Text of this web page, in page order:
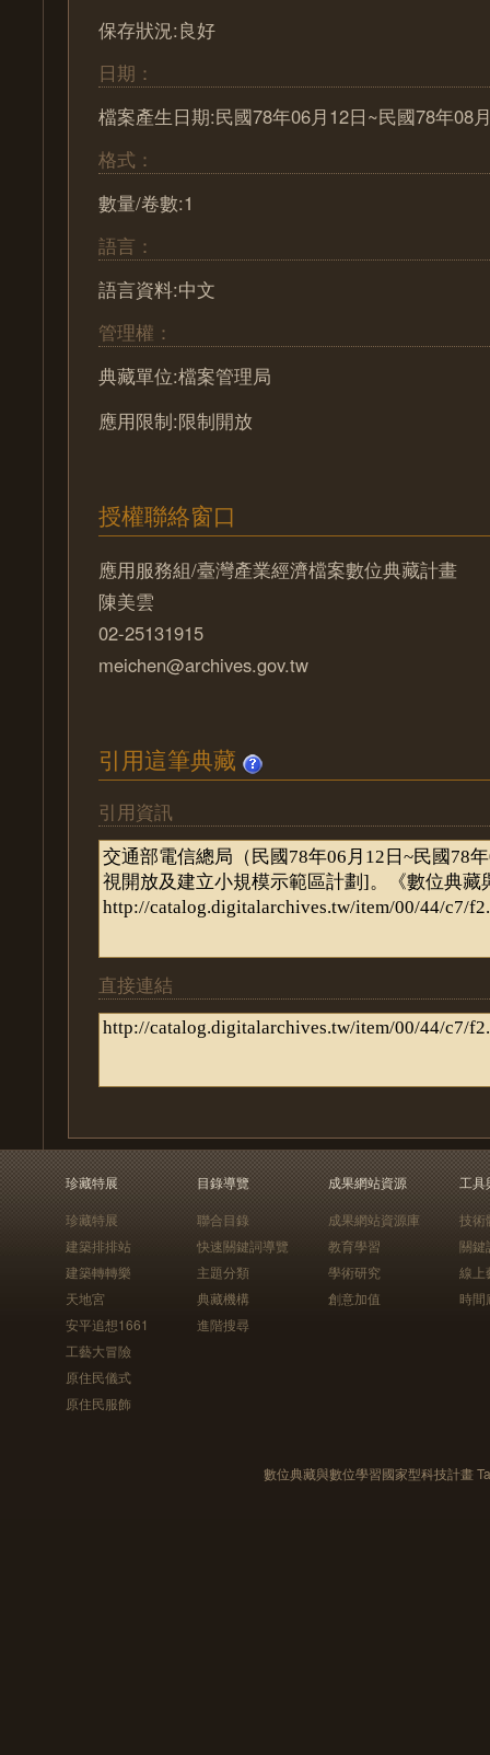
保存狀況:良好
日期：
檔案產生日期:民國78年06月12日~民國78年08
格式：
數量/卷數:1
語言：
語言資料:中文
管理權：
典藏單位:檔案管理局
應用限制:限制開放
授權聯絡窗口
應用服務組/臺灣產業經濟檔案數位典藏計畫
陳美雲
02-25131915
meichen@archives.gov.tw
引用這筆典藏
引用資訊
直接連結
珍藏特展
珍藏特展
建築排排站
建築轉轉樂
天地宮
安平追想1661
工藝大冒險
原住民儀式
原住民服飾
目錄導覽
聯合目錄
快速關鍵詞導覽
主題分類
典藏機構
進階搜尋
成果網站資源
成果網站資源庫
教育學習
學術研究
創意加值
工具
技術
關鍵
線上
時間
數位典藏與數位學習國家型科技計畫